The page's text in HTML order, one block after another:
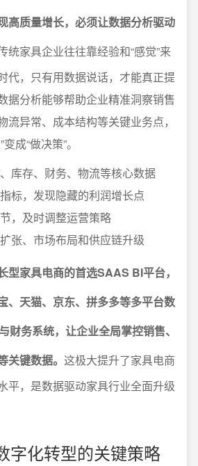
高质量增长，必须让数据分析驱动
统家具企业往往靠经验和“感觉”来
代，只有用数据说话，才能真正提
据分析能够帮助企业精准洞察销售
流异常、成本结构等关键业务点，
成“做决策”。
库存、财务、物流等核心数据
标，发现隐藏的利润增长点
，及时调整运营策略
张、市场布局和供应链升级
型家具电商的首选SAAS BI平台，
、天猫、京东、拼多多等多平台数
财务系统，让企业全局掌控销售、
关键数据。 这极大提升了家具电商
平，是数据驱动家具行业全面升级
字化转型的关键策略